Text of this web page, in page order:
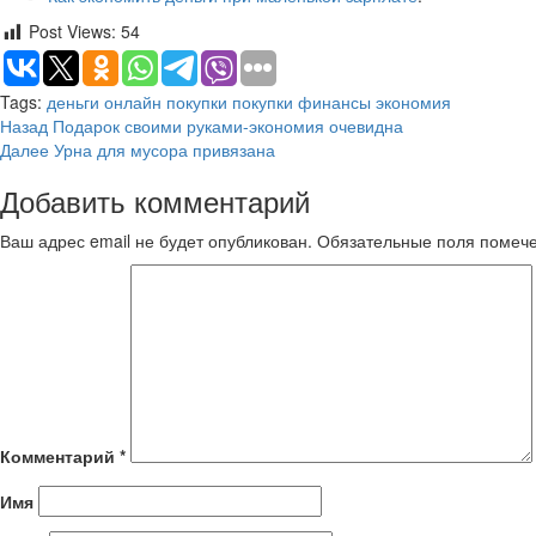
Post Views: 54
Tags: деньги онлайн покупки покупки финансы экономия
Продолжить
чтение
Назад Подарок своими руками-экономия очевидна
Далее Урна для мусора привязана
Добавить комментарий
Ваш адрес email не будет опубликован. Обязательные поля
Комментарий *
Имя